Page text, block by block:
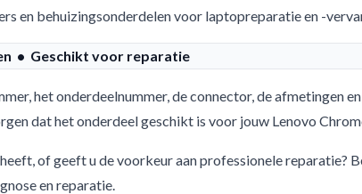
en behuizingsonderdelen voor laptopreparatie en -
• Geschikt voor reparatie
het onderdeelnummer, de connector, de afmetingen
dat het onderdeel geschikt is voor jouw Lenovo
of geeft u de voorkeur aan professionele reparatie?
en reparatie.